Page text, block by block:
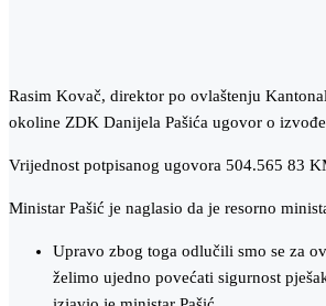
Rasim Kovač, direktor po ovlaštenju
okoline ZDK Danijela Pašića ugovor o
Vrijednost potpisanog ugovora 504.565 83
Ministar Pašić je naglasio da je resorno
Upravo zbog toga odlučili smo se za
želimo ujedno povećati sigurnost